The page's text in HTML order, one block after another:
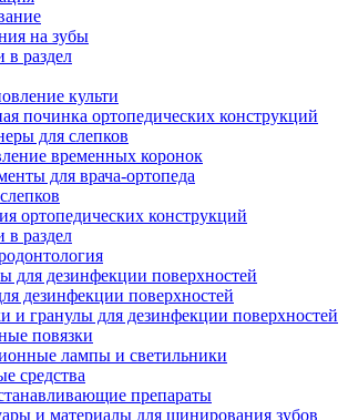
на зубы
в раздел
культи
починка ортопедических конструкций
для слепков
временных коронок
для врача-ортопеда
ортопедических конструкций
в раздел
для дезинфекции поверхностей
дезинфекции поверхностей
и гранулы для дезинфекции поверхностей
повязки
лампы и светильники
средства
препараты
и материалы для шинирования зубов